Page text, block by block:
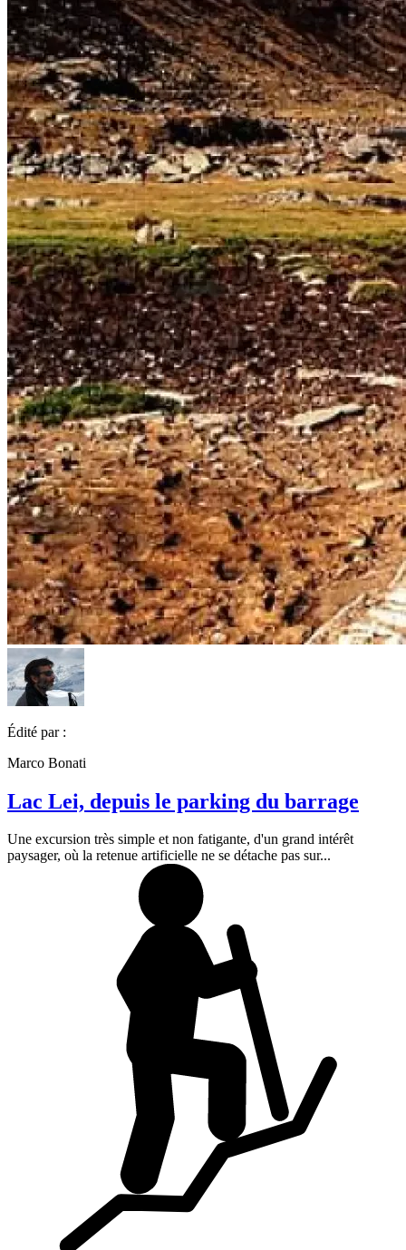
Édité par :
Marco Bonati
Lac Lei, depuis le parking du barrage
Une excursion très simple et non fatigante, d'un grand intérêt
paysager, où la retenue artificielle ne se détache pas sur...